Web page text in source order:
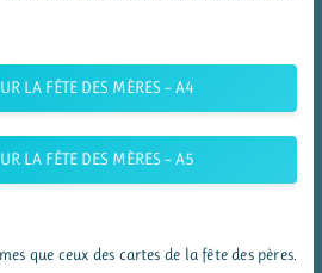
LA FÊTE DES MÈRES – A4
LA FÊTE DES MÈRES – A5
que ceux des cartes de la fête des pères.